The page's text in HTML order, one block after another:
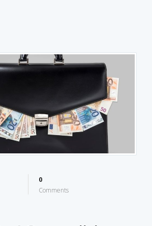
0
Comments